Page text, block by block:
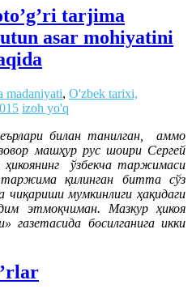
tarjima
asar mohiyatini
madaniyati, O'zbek tarixi,
izoh yo'q
билан танилган, аммо
машҳур рус шоири Сергей
ҳикоянинг ўзбекча таржимаси
таржима қилинган битта сўз
мумкинлиги ҳақидаги
этмоқчиман. Мазкур ҳикоя
босилганига икки